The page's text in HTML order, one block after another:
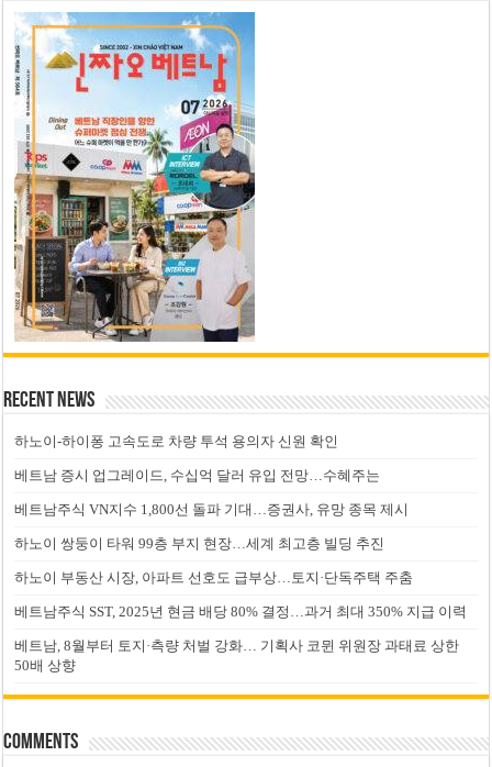
Recent News
하노이-하이퐁 고속도로 차량 투석 용의자 신원 확인
베트남 증시 업그레이드, 수십억 달러 유입 전망…수혜주는
베트남주식 VN지수 1,800선 돌파 기대…증권사, 유망 종목 제시
하노이 쌍둥이 타워 99층 부지 현장…세계 최고층 빌딩 추진
하노이 부동산 시장, 아파트 선호도 급부상…토지·단독주택 주춤
베트남주식 SST, 2025년 현금 배당 80% 결정…과거 최대 350% 지급 이력
베트남, 8월부터 토지·측량 처벌 강화… 기획사 코뮌 위원장 과태료 상한
50배 상향
Comments